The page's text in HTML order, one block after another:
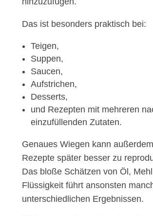
Das ist besonders praktisch bei:
Teigen,
Suppen,
Saucen,
Aufstrichen,
Desserts,
und Rezepten mit mehreren
einzufüllenden Zutaten.
Genaues Wiegen kann
Rezepte später besser zu
Das bloße Schätzen von Öl,
Flüssigkeit führt ansonsten
unterschiedlichen Ergebnissen.